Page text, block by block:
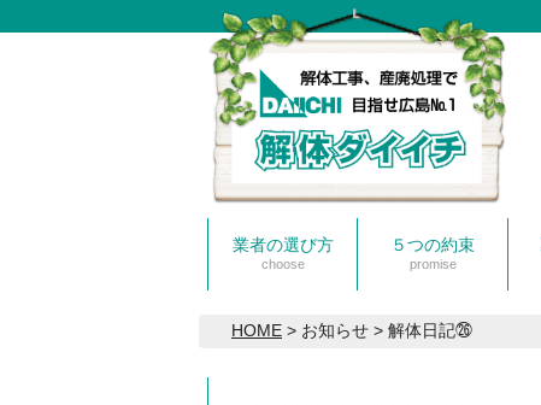
業者の選び方
choose
５つの約束
promise
HOME > お知らせ > 解体日記㉖